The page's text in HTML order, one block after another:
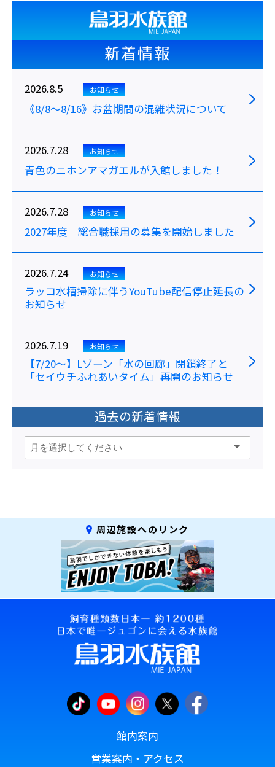
新着情報
2026.8.5 お知らせ
《8/8～8/16》お盆期間の混雑状況について
2026.7.28 お知らせ
青色のニホンアマガエルが入館しました！
2026.7.28 お知らせ
2027年度 総合職採用の募集を開始しました
2026.7.24 お知らせ
ラッコ水槽掃除に伴うYouTube配信停止延長の
お知らせ
2026.7.19 お知らせ
【7/20～】Lゾーン「水の回廊」閉鎖終了と
「セイウチふれあいタイム」再開のお知らせ
過去の新着情報
周辺施設へのリンク
館内案内
営業案内・アクセス